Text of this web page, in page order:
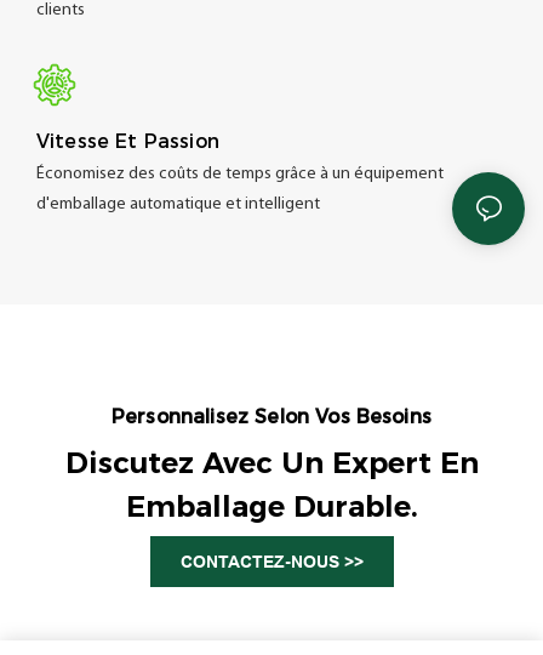
clients
Vitesse Et Passion
Économisez des coûts de temps grâce à un équipement
d'emballage automatique et intelligent
Personnalisez Selon Vos Besoins
Discutez Avec Un Expert En
Emballage Durable.
CONTACTEZ-NOUS >>